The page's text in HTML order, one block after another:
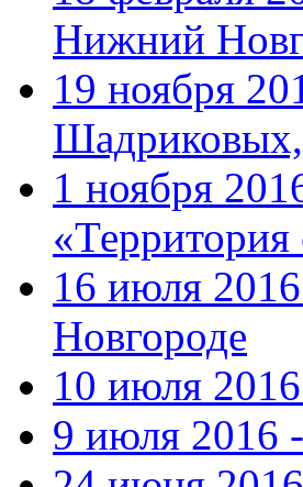
Нижний
19 ноября
1 ноября
16 июля
Новгороде
10 июля
9 июля 2016